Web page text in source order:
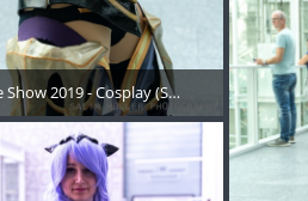
Show 2019 - Cosplay (Samstag) - 148
Oktober 2019